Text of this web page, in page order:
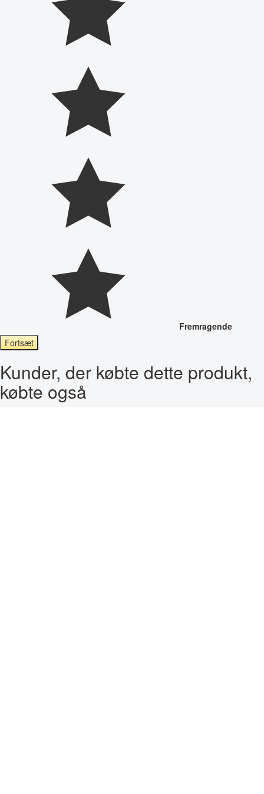
Fremragende
Fortsæt
Kunder, der købte dette produkt,
købte også